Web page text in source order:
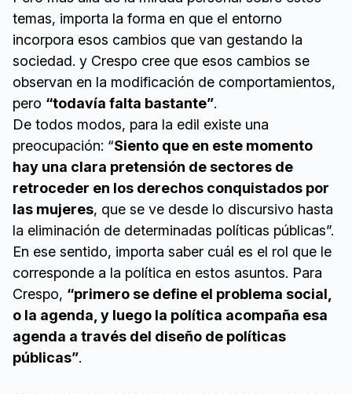
temas, importa la forma en que el entorno
incorpora esos cambios que van gestando la
sociedad. y Crespo cree que esos cambios se
observan en la modificación de comportamientos,
pero “todavía falta bastante”.
De todos modos, para la edil existe una
preocupación: “Siento que en este momento
hay una clara pretensión de sectores de
retroceder en los derechos conquistados por
las mujeres, que se ve desde lo discursivo hasta
la eliminación de determinadas políticas públicas”.
En ese sentido, importa saber cuál es el rol que le
corresponde a la política en estos asuntos. Para
Crespo, “primero se define el problema social,
o la agenda, y luego la política acompaña esa
agenda a través del diseño de políticas
públicas”.